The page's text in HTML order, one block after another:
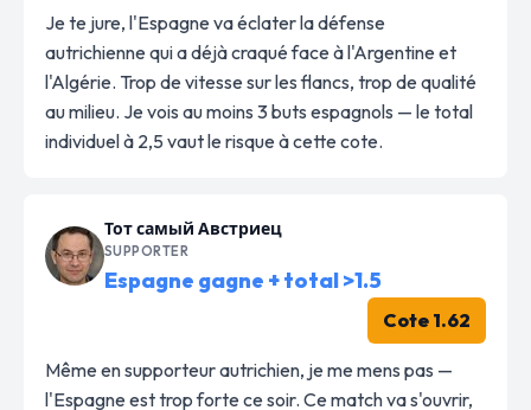
Je te jure, l'Espagne va éclater la défense
autrichienne qui a déjà craqué face à l'Argentine et
l'Algérie. Trop de vitesse sur les flancs, trop de qualité
au milieu. Je vois au moins 3 buts espagnols — le total
individuel à 2,5 vaut le risque à cette cote.
Тот самый Австриец
SUPPORTER
Espagne gagne + total >1.5
Cote 1.62
Même en supporteur autrichien, je me mens pas —
l'Espagne est trop forte ce soir. Ce match va s'ouvrir,